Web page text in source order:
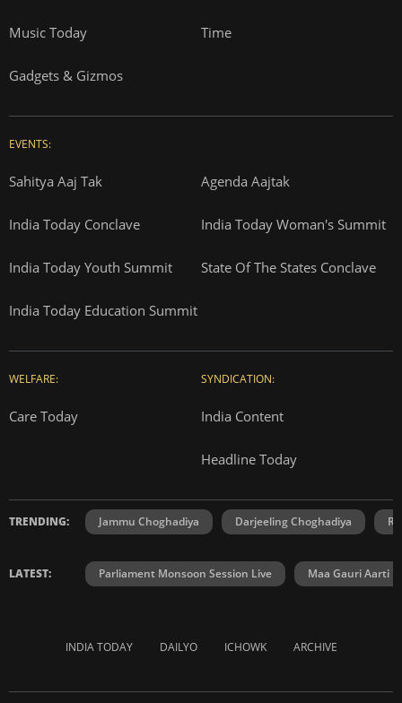
Music Today Time
Gadgets & Gizmos
EVENTS:
Sahitya Aaj Tak Agenda Aajtak
India Today Conclave India Today Woman's Summit
India Today Youth Summit State Of The States Conclave
India Today Education Summit
WELFARE:
Care Today
SYNDICATION:
India Content
Headline Today
TRENDING: Jammu Choghadiya Darjeeling Choghadiya
LATEST: Parliament Monsoon Session Live Maa Gauri Aarti
INDIA TODAY DAILYO ICHOWK ARCHIVE